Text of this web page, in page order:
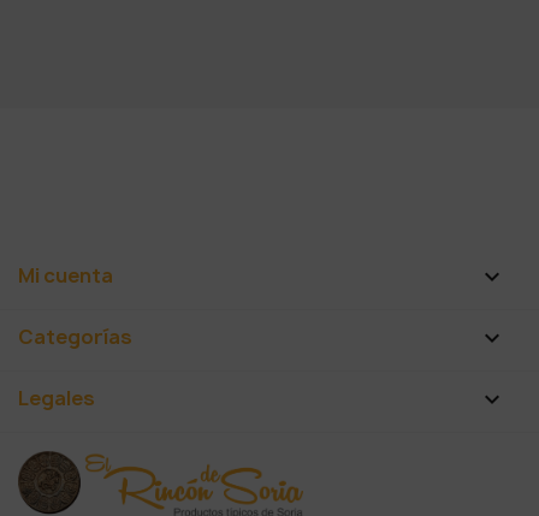
Mi cuenta 
Categorías 
Legales 